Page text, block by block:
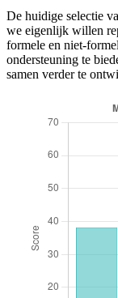
De huidige selectie
we eigenlijk willen
formele en niet-
ondersteuning te
samen verder te